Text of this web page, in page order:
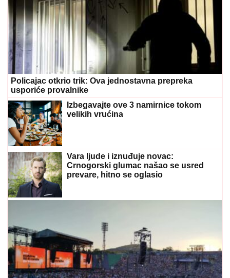
Policajac otkrio trik: Ova jednostavna prepreka
usporiće provalnike
Izbegavajte ove 3 namirnice tokom
velikih vrućina
Vara ljude i iznuđuje novac:
Crnogorski glumac našao se usred
prevare, hitno se oglasio